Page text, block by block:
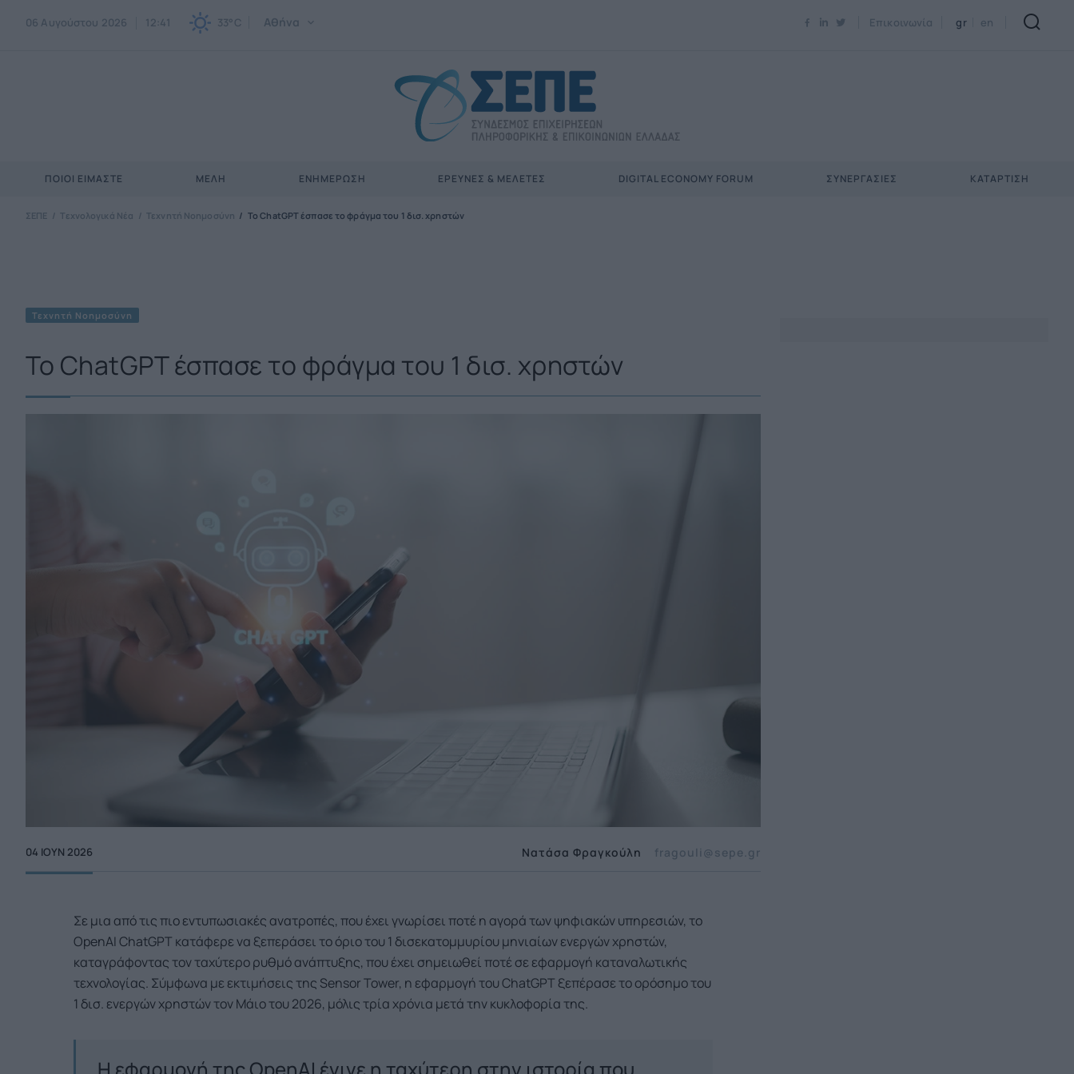
06 Αυγούστου 2026 12:41 33°C Αθήνα Επικοινωνία gr en
ΠΟΙΟΙ ΕΊΜΑΣΤΕ ΜΈΛΗ ΕΝΗΜΕΡΩΣΗ ΈΡΕΥΝΕΣ & ΜΕΛΈΤΕΣ DIGITAL ECONOMY FORUM ΣΥΝΕΡΓΑΣΊΕΣ ΚΑΤΆΡΤΙΣΗ
ΣΕΠΕ Τεχνολογικά Νέα Τεχνητή Νοημοσύνη Το ChatGPT έσπασε το φράγμα του 1 δισ. χρηστών
Τεχνητή Νοημοσύνη
Το ChatGPT έσπασε το φράγμα του 1 δισ. χρηστών
04 ΙΟΥΝ 2026 Νατάσα Φραγκούλη fragouli@sepe.gr
Σε μια από τις πιο εντυπωσιακές ανατροπές, που έχει γνωρίσει ποτέ η αγορά των ψηφιακών υπηρεσιών, το
OpenAI ChatGPT κατάφερε να ξεπεράσει το όριο του 1 δισεκατομμυρίου μηνιαίων ενεργών χρηστών,
καταγράφοντας τον ταχύτερο ρυθμό ανάπτυξης, που έχει σημειωθεί ποτέ σε εφαρμογή καταναλωτικής
τεχνολογίας. Σύμφωνα με εκτιμήσεις της Sensor Tower, η εφαρμογή του ChatGPT ξεπέρασε το ορόσημο του
1 δισ. ενεργών χρηστών τον Μάιο του 2026, μόλις τρία χρόνια μετά την κυκλοφορία της.
Newsletter Email*